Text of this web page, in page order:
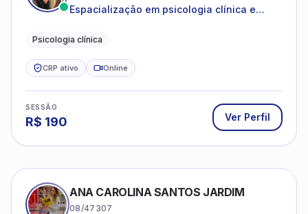
Espacialização em psicologia clínica e
Psicologia clínica
CRP ativo Online
SESSÃO
R$ 190 Ver Perfil
ANA CAROLINA SANTOS JARDIM
08/47307